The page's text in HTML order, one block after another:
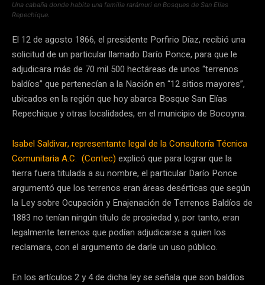
Una cabaña donde habita una familia rarámuri en Bosques de San Elías
Repechique.
El 12 de agosto 1866, el presidente Porfirio Díaz, recibió una
solicitud de un particular llamado Darío Ponce, para que le
adjudicara más de 70 mil 500 hectáreas de unos “terrenos
baldíos” que pertenecían a la Nación en “12 sitios mayores”,
ubicados en la región que hoy abarca Bosque San Elías
Repechique y otras localidades, en el municipio de Bocoyna.
Isabel Saldivar, representante legal de la Consultoría Técnica
Comunitaria A.C. (Contec) explicó que para lograr que la
tierra fuera titulada a su nombre, el particular Darío Ponce
argumentó que los terrenos eran áreas desérticas que según
la Ley sobre Ocupación y Enajenación de Terrenos Baldíos de
1883 no tenían ningún título de propiedad y, por tanto, eran
legalmente terrenos que podían adjudicarse a quien los
reclamara, con el argumento de darle un uso público.
En los artículos 2 y 4 de dicha ley se señala que son baldíos